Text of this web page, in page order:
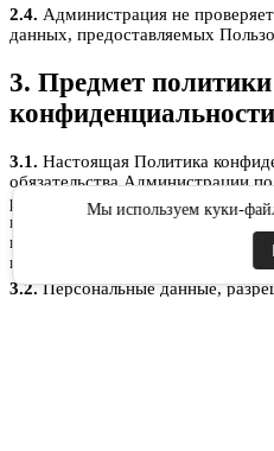
2.4. Администрация не
данных, предоставляемых
3. Предмет политики
конфиденциальности
3.1. Настоящая Политика
обязательства Администрации
режима защиты
которые Пользователь
при регистрации на сайте
информационную e-mail
3.2.Персональные данные,
Мы используем куки-